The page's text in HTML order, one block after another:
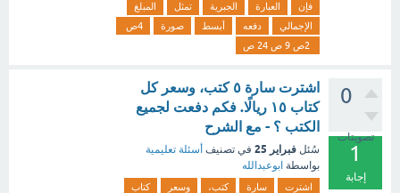
فإن
العبارة الجبرية تمثل
المبلغ
الإجمالي
دفعه أبسط صورة
4ص
0
تصويتات
1
إجابة
اشترت سارة ٥ كتب، وسعر كل
كتاب ١٥ ريالًا. فكم دفعت لجميع
الكتب ؟ - مع الشرح
سُئل فبراير 25 في تصنيف أسئلة تعليمية
بواسطة ابوعبدالله
اشترت سارة كتب، وسعر
كتاب